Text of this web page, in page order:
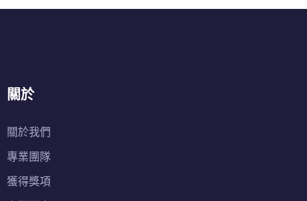
關於
關於我們
專業團隊
獲得獎項